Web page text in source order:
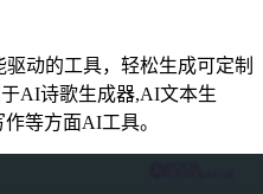
动的工具，轻松生成可定制
于AI诗歌生成器,AI文本生
等方面AI工具。